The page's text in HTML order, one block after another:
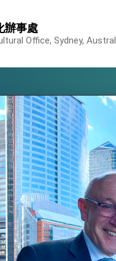
辦事處
Office, Sydney,
結、為國家邁出合作第一
創5大歷史性突破 總統強
稅15%且不疊加 我輸美
出：自由世界 需要台灣，
記者會 說明臺美合作三大
專訪，闡述印太安全局勢
員蓋耶哥訪問團